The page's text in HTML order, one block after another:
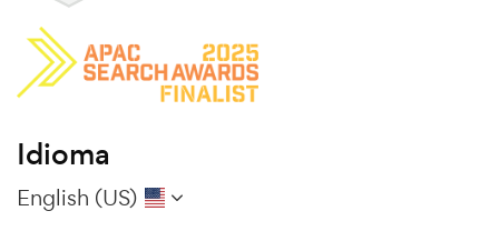
Idioma
English (US)